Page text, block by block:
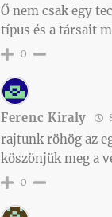
Ő nem csak egy
típus és a társait
0
Ferenc Kiraly
rajtunk röhög az
köszönjük meg a
0